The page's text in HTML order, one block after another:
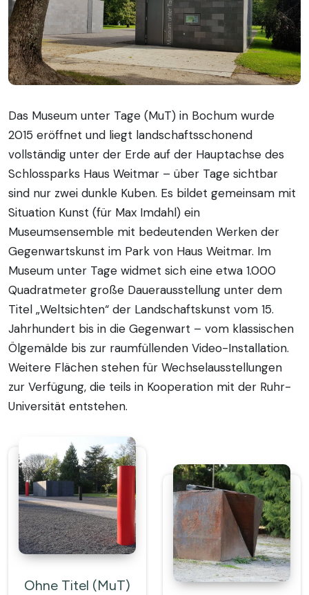
Das Museum unter Tage (MuT) in Bochum wurde
2015 eröffnet und liegt landschaftsschonend
vollständig unter der Erde auf der Hauptachse des
Schlossparks Haus Weitmar – über Tage sichtbar
sind nur zwei dunkle Kuben. Es bildet gemeinsam mit
Situation Kunst (für Max Imdahl) ein
Museumsensemble mit bedeutenden Werken der
Gegenwartskunst im Park von Haus Weitmar. Im
Museum unter Tage widmet sich eine etwa 1.000
Quadratmeter große Dauerausstellung unter dem
Titel „Weltsichten“ der Landschaftskunst vom 15.
Jahrhundert bis in die Gegenwart – vom klassischen
Ölgemälde bis zur raumfüllenden Video-Installation.
Weitere Flächen stehen für Wechselausstellungen
zur Verfügung, die teils in Kooperation mit der Ruhr-
Universität entstehen.
Ohne Titel (MuT)